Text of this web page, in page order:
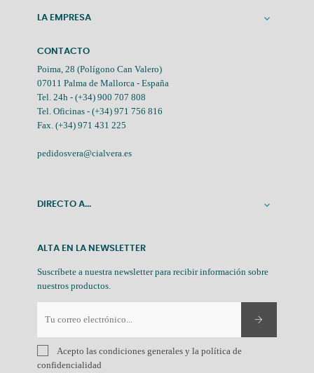
LA EMPRESA 
CONTACTO
Poima, 28 (Polígono Can Valero)
07011 Palma de Mallorca - España
Tel. 24h - (+34) 900 707 808
Tel. Oficinas - (+34) 971 756 816
Fax. (+34) 971 431 225
pedidosvera@cialvera.es
DIRECTO A... 
ALTA EN LA NEWSLETTER
Suscríbete a nuestra newsletter para recibir información sobre
nuestros productos.
Acepto las condiciones generales y la política de
confidencialidad